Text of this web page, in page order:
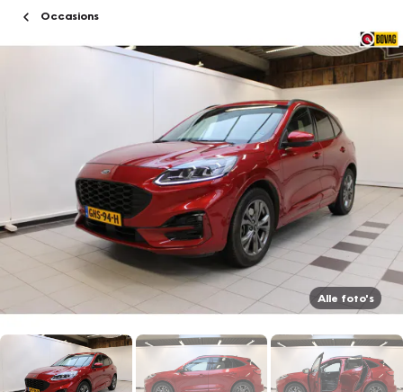
Occasions
Alle foto's